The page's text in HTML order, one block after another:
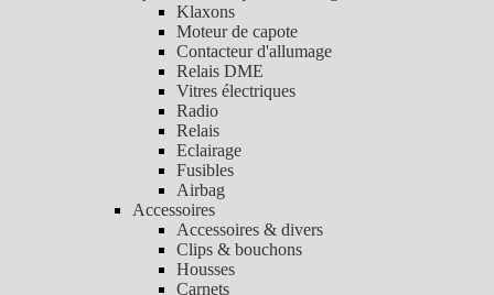
Klaxons
Moteur de capote
Contacteur d'allumage
Relais DME
Vitres électriques
Radio
Relais
Eclairage
Fusibles
Airbag
Accessoires
Accessoires & divers
Clips & bouchons
Housses
Carnets